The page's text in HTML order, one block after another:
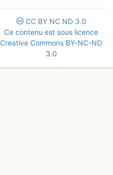
CC BY NC ND 3.0
Ce contenu est sous licence
Creative Commons BY-NC-ND
3.0